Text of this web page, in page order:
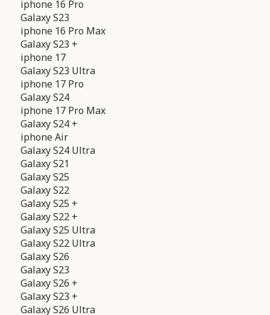
iphone 16 Pro
Galaxy S23
iphone 16 Pro Max
Galaxy S23 +
iphone 17
Galaxy S23 Ultra
iphone 17 Pro
Galaxy S24
iphone 17 Pro Max
Galaxy S24 +
iphone Air
Galaxy S24 Ultra
Galaxy S21
Galaxy S25
Galaxy S22
Galaxy S25 +
Galaxy S22 +
Galaxy S25 Ultra
Galaxy S22 Ultra
Galaxy S26
Galaxy S23
Galaxy S26 +
Galaxy S23 +
Galaxy S26 Ultra